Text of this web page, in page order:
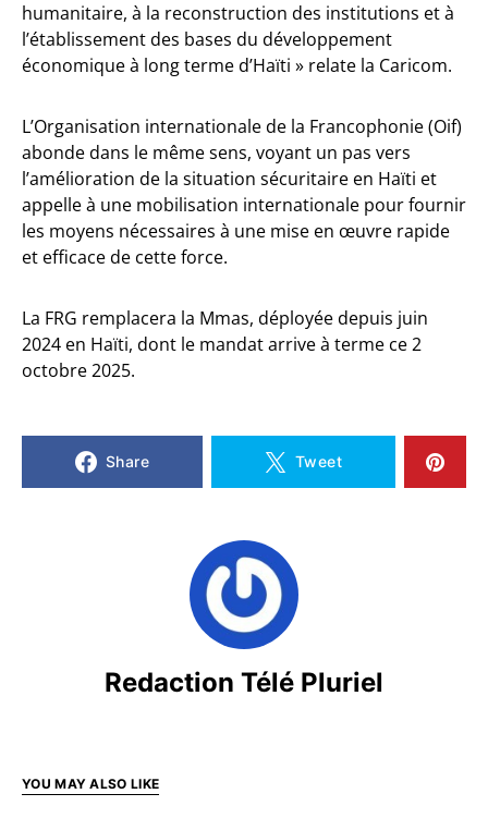
humanitaire, à la reconstruction des institutions et à
l’établissement des bases du développement
économique à long terme d’Haïti » relate la Caricom.
L’Organisation internationale de la Francophonie (Oif)
abonde dans le même sens, voyant un pas vers
l’amélioration de la situation sécuritaire en Haïti et
appelle à une mobilisation internationale pour fournir
les moyens nécessaires à une mise en œuvre rapide
et efficace de cette force.
La FRG remplacera la Mmas, déployée depuis juin
2024 en Haïti, dont le mandat arrive à terme ce 2
octobre 2025.
Share Tweet
Redaction Télé Pluriel
YOU MAY ALSO LIKE